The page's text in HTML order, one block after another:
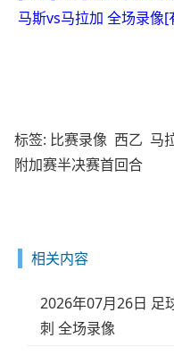
马斯vs马拉加 全场录像[
标签: 比赛录像 西乙 马
附加赛半决赛首回合
相关内容
2026年07月26日 足
刺 全场录像